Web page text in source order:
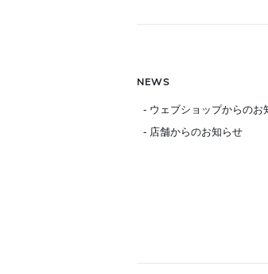
NEWS
- ウェブショップからのお
- 店舗からのお知らせ